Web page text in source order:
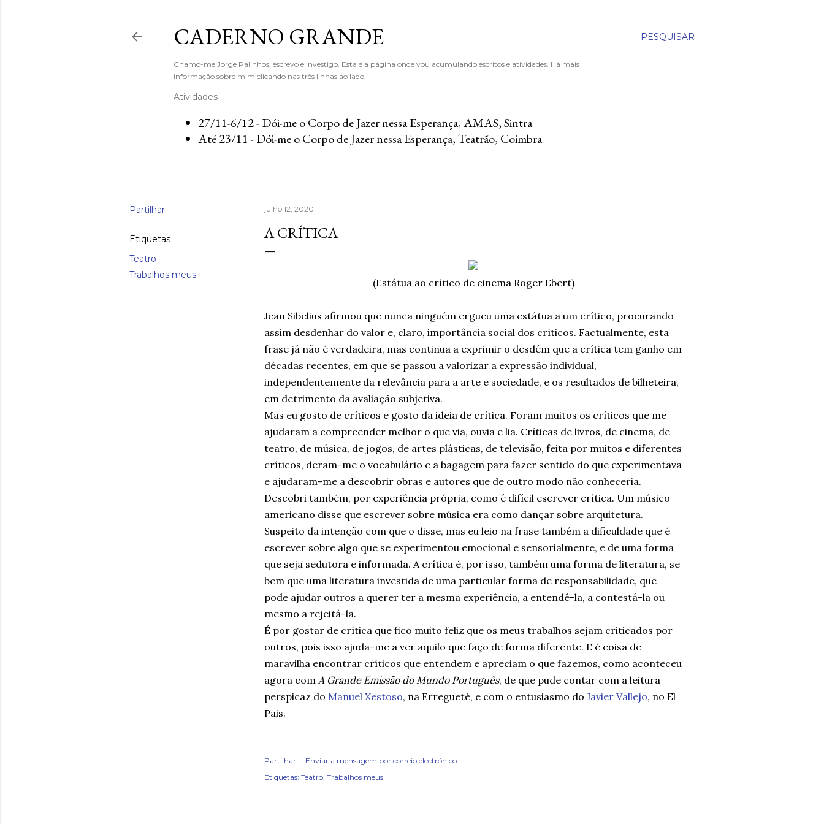
PESQUISAR
CADERNO GRANDE
Chamo-me Jorge Palinhos, escrevo e investigo. Esta é a página onde vou acumulando escritos e atividades. Há mais
informação sobre mim clicando nas três linhas ao lado.
Atividades
27/11-6/12 - Dói-me o Corpo de Jazer nessa Esperança, AMAS, Sintra
Até 23/11 - Dói-me o Corpo de Jazer nessa Esperança, Teatrão, Coimbra
Partilhar
Etiquetas
Teatro
Trabalhos meus
julho 12, 2020
A CRÍTICA
(Estátua ao crítico de cinema Roger Ebert)
Jean Sibelius afirmou que nunca ninguém ergueu uma estátua a um crítico, procurando
assim desdenhar do valor e, claro, importância social dos críticos. Factualmente, esta
frase já não é verdadeira, mas continua a exprimir o desdém que a crítica tem ganho em
décadas recentes, em que se passou a valorizar a expressão individual,
independentemente da relevância para a arte e sociedade, e os resultados de bilheteira,
em detrimento da avaliação subjetiva.
Mas eu gosto de críticos e gosto da ideia de crítica. Foram muitos os críticos que me
ajudaram a compreender melhor o que via, ouvia e lia. Críticas de livros, de cinema, de
teatro, de música, de jogos, de artes plásticas, de televisão, feita por muitos e diferentes
críticos, deram-me o vocabulário e a bagagem para fazer sentido do que experimentava
e ajudaram-me a descobrir obras e autores que de outro modo não conheceria.
Descobri também, por experiência própria, como é difícil escrever crítica. Um músico
americano disse que escrever sobre música era como dançar sobre arquitetura.
Suspeito da intenção com que o disse, mas eu leio na frase também a dificuldade que é
escrever sobre algo que se experimentou emocional e sensorialmente, e de uma forma
que seja sedutora e informada. A crítica é, por isso, também uma forma de literatura, se
bem que uma literatura investida de uma particular forma de responsabilidade, que
pode ajudar outros a querer ter a mesma experiência, a entendê-la, a contestá-la ou
mesmo a rejeitá-la.
É por gostar de crítica que fico muito feliz que os meus trabalhos sejam criticados por
outros, pois isso ajuda-me a ver aquilo que faço de forma diferente. E é coisa de
maravilha encontrar críticos que entendem e apreciam o que fazemos, como aconteceu
agora com A Grande Emissão do Mundo Português, de que pude contar com a leitura
perspicaz do Manuel Xestoso, na Erregueté, e com o entusiasmo do Javier Vallejo, no El
Pais.
Partilhar
Enviar a mensagem por correio electrónico
Etiquetas: Teatro Trabalhos meus